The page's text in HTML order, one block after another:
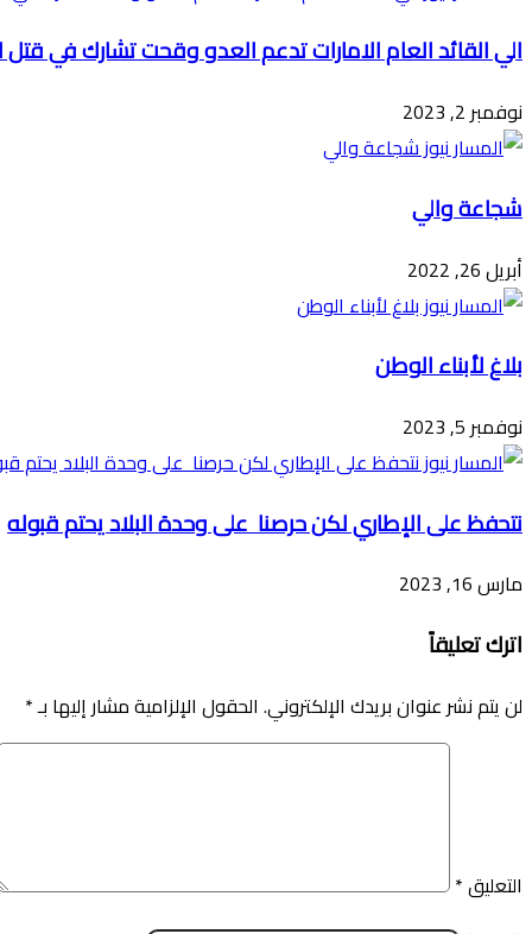
الي القائد العام الامارات تدعم العدو وقحت تشارك في
نوفمبر 2, 2023
شجاعة والي
أبريل 26, 2022
بلاغ لأبناء الوطن
نوفمبر 5, 2023
نتحفظ على الإطاري لكن حرصنا على وحدة البلاد يحتم قبوله
مارس 16, 2023
اترك تعليقاً
لن يتم نشر عنوان بريدك الإلكتروني. الحقول الإلزامية مشار إليها بـ*
التعليق*